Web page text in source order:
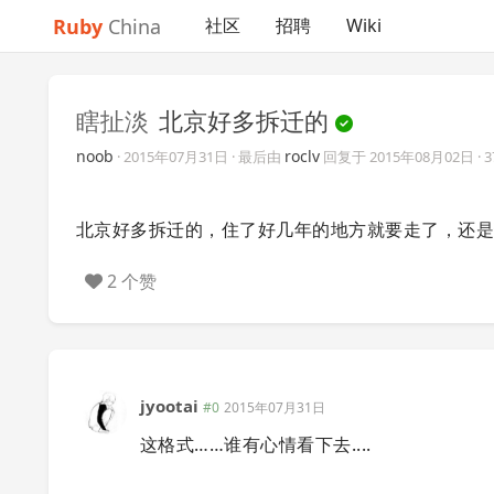
Ruby China 社区 招聘 Wiki
瞎扯淡 北京好多拆迁的
noob ·2015年07月31日 · 最后由 roclv 回复于2015年08月02日 ·
北京好多拆迁的，住了好几年的地方就要走了，还
2 个赞
jyootai #0 2015年07月31日
这格式……谁有心情看下去....